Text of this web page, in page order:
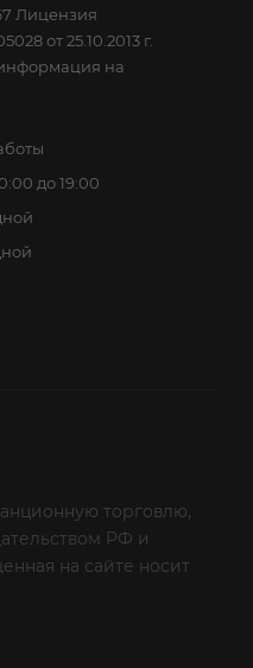
Лицензия
от 25.10.2013 г.
на
до 19:00
торговлю,
РФ и
на сайте носит